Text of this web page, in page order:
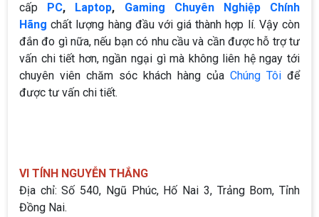
cấp PC, Laptop, Gaming Chuyên Nghiệp Chính
Hãng chất lượng hàng đầu với giá thành hợp lí. Vậy còn
đắn đo gì nữa, nếu bạn có nhu cầu và cần được hỗ trợ tư
vấn chi tiết hơn, ngần ngại gì mà không liên hệ ngay tới
chuyên viên chăm sóc khách hàng của Chúng Tôi để
được tư vấn chi tiết.
VI TÍNH NGUYỄN THẮNG
Địa chỉ: Số 540, Ngũ Phúc, Hố Nai 3, Trảng Bom, Tỉnh
Đồng Nai.